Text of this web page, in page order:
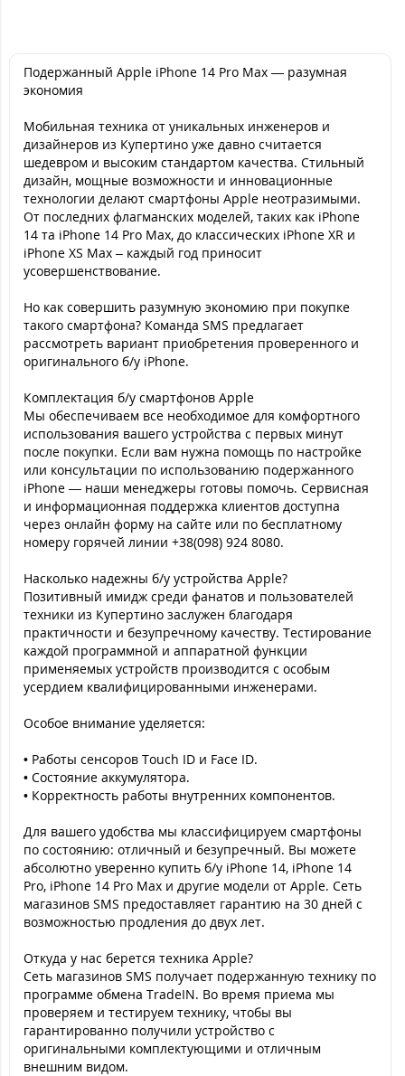
Подержанный Apple iPhone 14 Pro Max — разумная
экономия
Мобильная техника от уникальных инженеров и
дизайнеров из Купертино уже давно считается
шедевром и высоким стандартом качества. Стильный
дизайн, мощные возможности и инновационные
технологии делают смартфоны Apple неотразимыми.
От последних флагманских моделей, таких как iPhone
14 та iPhone 14 Pro Max, до классических iPhone XR и
iPhone XS Max – каждый год приносит
усовершенствование.
Но как совершить разумную экономию при покупке
такого смартфона? Команда SMS предлагает
рассмотреть вариант приобретения проверенного и
оригинального б/у iPhone.
Комплектация б/у смартфонов Apple
Мы обеспечиваем все необходимое для комфортного
использования вашего устройства с первых минут
после покупки. Если вам нужна помощь по настройке
или консультации по использованию подержанного
iPhone — наши менеджеры готовы помочь. Сервисная
и информационная поддержка клиентов доступна
через онлайн форму на сайте или по бесплатному
номеру горячей линии +38(098) 924 8080.
Насколько надежны б/у устройства Apple?
Позитивный имидж среди фанатов и пользователей
техники из Купертино заслужен благодаря
практичности и безупречному качеству. Тестирование
каждой программной и аппаратной функции
применяемых устройств производится с особым
усердием квалифицированными инженерами.
Особое внимание уделяется:
• Работы сенсоров Touch ID и Face ID.
• Состояние аккумулятора.
• Корректность работы внутренних компонентов.
Для вашего удобства мы классифицируем смартфоны
по состоянию: отличный и безупречный. Вы можете
абсолютно уверенно купить б/у iPhone 14, iPhone 14
Pro, iPhone 14 Pro Max и другие модели от Apple. Сеть
магазинов SMS предоставляет гарантию на 30 дней с
возможностью продления до двух лет.
Откуда у нас берется техника Apple?
Сеть магазинов SMS получает подержанную технику по
программе обмена TradeIN. Во время приема мы
проверяем и тестируем технику, чтобы вы
гарантированно получили устройство с
оригинальными комплектующими и отличным
внешним видом.